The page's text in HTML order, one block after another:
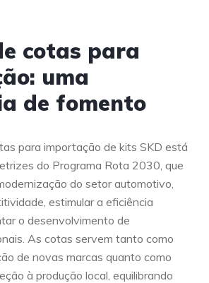
cotas para
uma
de fomento
para importação de kits SKD está
do Programa Rota 2030, que
do setor automotivo,
estimular a eficiência
o desenvolvimento de
As cotas servem tanto como
de novas marcas quanto como
à produção local, equilibrando